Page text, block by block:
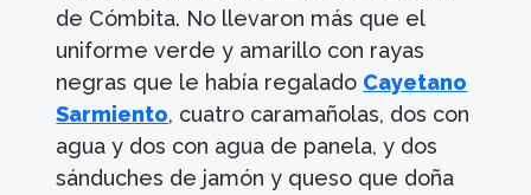
de Cómbita. No llevaron más que el
uniforme verde y amarillo con rayas
negras que le había regalado Cayetano
Sarmiento, cuatro caramañolas, dos con
agua y dos con agua de panela, y dos
sánduches de jamón y queso que doña